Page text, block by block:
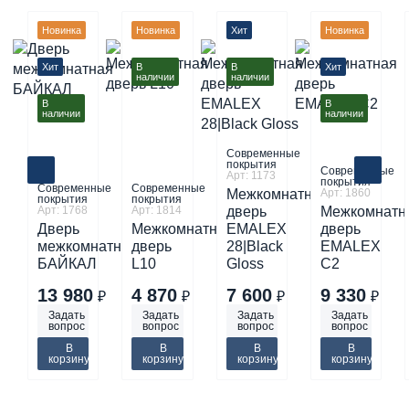
Новинка
Хит
В
наличии
Современные
покрытия
Арт: 1768
Дверь
межкомнатная
БАЙКАЛ
13 980 ₽
Задать
вопрос
В
корзину
Новинка
В
наличии
Современные
покрытия
Арт: 1814
Межкомнатная
дверь
L10
4 870 ₽
Задать
вопрос
В
корзину
Хит
В
наличии
Современные
покрытия
Арт: 1173
Межкомнатная
дверь
EMALEX
28|Black
Gloss
7 600 ₽
Задать
вопрос
В
корзину
Новинка
Хит
В
наличии
Современные
покрытия
Арт: 1860
дверь
EMALEX
C2
9 330 ₽
Задать
вопрос
В
корзину